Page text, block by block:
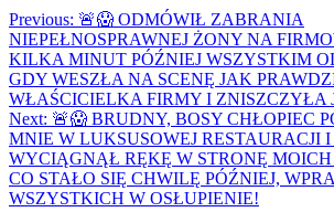
Nawigacja
wpisu
Previous: 🚨😱 ODMÓWIŁ ZABRANIA
NIEPEŁNOSPRAWNEJ ŻONY NA
KILKA MINUT PÓŹNIEJ WSZYSTKIM
GDY WESZŁA NA SCENĘ JAK
WŁAŚCICIELKA FIRMY I ZNISZCZYŁA
Next: 🚨😱 BRUDNY, BOSY CHŁOPIEC
MNIE W LUKSUSOWEJ RESTAURACJI
WYCIĄGNĄŁ RĘKĘ W STRONĘ
CO STAŁO SIĘ CHWILĘ PÓŹNIEJ,
WSZYSTKICH W OSŁUPIENIE!